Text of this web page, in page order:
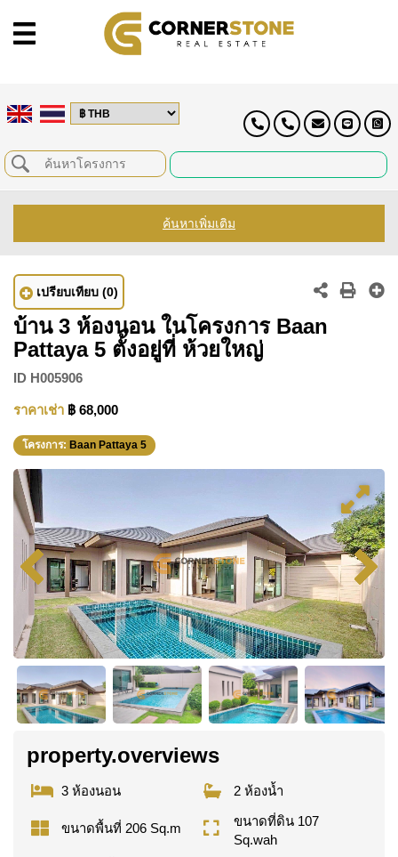
ค้นหาเพิ่มเติม
เปรียบเทียบ (0)
บ้าน 3 ห้องนอน ในโครงการ Baan
Pattaya 5 ตั้งอยู่ที่ ห้วยใหญ่
ID H005906
ราคาเช่า ฿ 68,000
โครงการ: Baan Pattaya 5
property.overviews
3 ห้องนอน 2 ห้องน้ำ
ขนาดพื้นที่ 206 Sq.m
ขนาดที่ดิน 107
Sq.wah